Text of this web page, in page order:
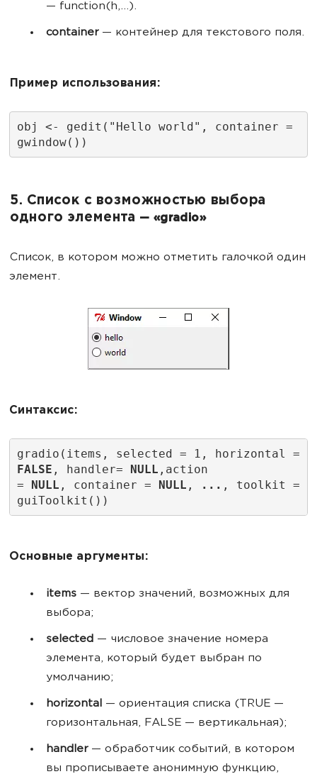
— function(h,...).
container— контейнер для текстового поля.
Пример использования:
obj <- gedit("Hello world", container =
gwindow())
5. Список с возможностью выбора
одного элемента — «gradio»
Список, в котором можно отметить галочкой один
элемент.
Синтаксис:
FALSE , handler= NULL ,action
=
NULL , container = NULL , ... , toolkit =
guiToolkit())
Основные аргументы:
items — вектор значений, возможных для
выбора;
selected — числовое значение номера
элемента, который будет выбран по
умолчанию;
horizontal — ориентация списка (TRUE —
горизонтальная, FALSE — вертикальная);
handler— обработчик событий, в котором
вы прописываете анонимную функцию,